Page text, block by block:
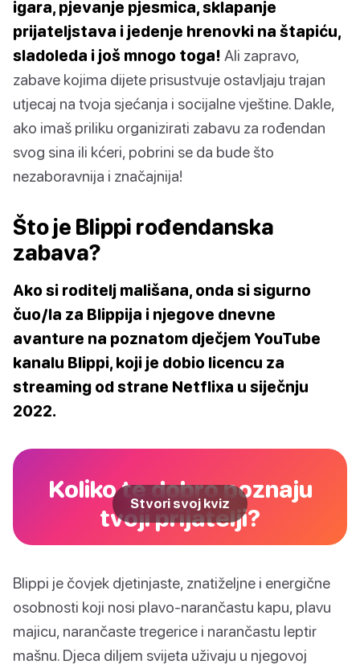
igara, pjevanje pjesmica, sklapanje
prijateljstava i jedenje hrenovki na štapiću,
sladoleda i još mnogo toga! Ali zapravo,
zabave kojima dijete prisustvuje ostavljaju trajan
utjecaj na tvoja sjećanja i socijalne vještine. Dakle,
ako imaš priliku organizirati zabavu za rođendan
svog sina ili kćeri, pobrini se da bude što
nezaboravnija i značajnija!
Što je Blippi rođendanska
zabava?
Ako si roditelj mališana, onda si sigurno
čuo/la za Blippija i njegove dnevne
avanture na poznatom dječjem YouTube
kanalu Blippi, koji je dobio licencu za
streaming od strane Netflixa u siječnju
2022.
Koliko te dobro poznaju
tvoji prijatelji?
Stvori svoj kviz
Blippi je čovjek djetinjaste, znatiželjne i energične
osobnosti koji nosi plavo-narančastu kapu, plavu
majicu, narančaste tregerice i narančastu leptir
mašnu. Djeca diljem svijeta uživaju u njegovoj